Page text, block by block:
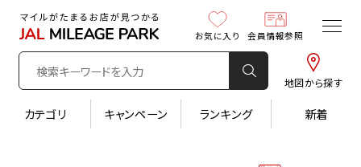
地図から探す
お気に入り 会員情報参照
カテゴリ キャンペーン ランキング 新着